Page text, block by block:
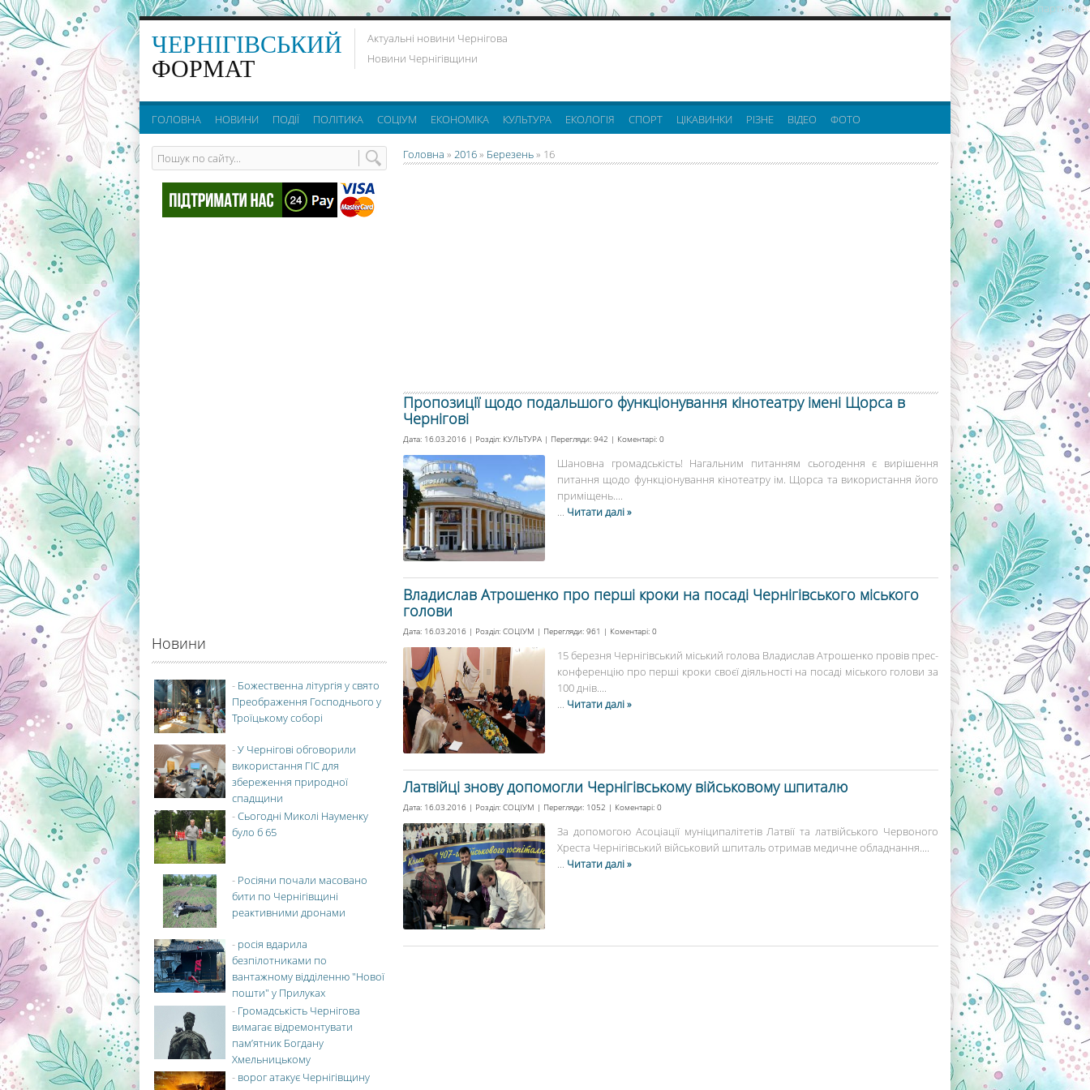
реклама партнерів:
ЧЕРНІГІВСЬКИЙ
ФОРМАТ
Актуальні новини Чернігова
Новини Чернігівщини
ГОЛОВНА НОВИНИ ПОДІЇ ПОЛІТИКА СОЦІУМ ЕКОНОМІКА КУЛЬТУРА ЕКОЛОГІЯ СПОРТ ЦІКАВИНКИ РІЗНЕ ВІДЕО ФОТО
Головна » 2016» Березень» 16
Пропозиції щодо подальшого функціонування кінотеатру імені Щорса в
Чернігові
Дата: 16.03.2016 | Розділ: КУЛЬТУРА | Перегляди: 942 | Коментарі: 0
Шановна громадськість! Нагальним питанням сьогодення є вирішення
питання щодо функціонування кінотеатру ім. Щорса та використання його
приміщень....
... Читати далі »
Владислав Атрошенко про перші кроки на посаді Чернігівського міського
голови
Дата: 16.03.2016 | Розділ: СОЦІУМ | Перегляди: 961 | Коментарі: 0
15 березня Чернігівський міський голова Владислав Атрошенко провів прес-
конференцію про перші кроки своєї діяльності на посаді міського голови за
100 днів....
... Читати далі »
Латвійці знову допомогли Чернігівському військовому шпиталю
Дата: 16.03.2016 | Розділ: СОЦІУМ | Перегляди: 1052 | Коментарі: 0
За допомогою Асоціації муніципалітетів Латвії та латвійського Червоного
Хреста Чернігівський військовий шпиталь отримав медичне обладнання....
... Читати далі »
Новини
- Божественна літургія у свято
Преображення Господнього у
Троїцькому соборі
-У Чернігові обговорили
використання ГІС для
збереження природної
спадщини
-Сьогодні Миколі Науменку
було б 65
- Росіяни почали масовано
бити по Чернігівщині
реактивними дронами
- росія вдарила
безпілотниками по
вантажному відділенню "Нової
пошти" у Прилуках
- Громадськість Чернігова
вимагає відремонтувати
пам’ятник Богдану
Хмельницькому
- ворог атакує Чернігівщину